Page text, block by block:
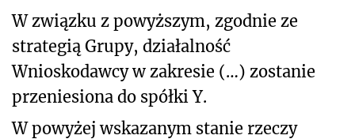
W związku z powyższym, zgodnie ze
strategią Grupy, działalność
Wnioskodawcy w zakresie (…) zostanie
przeniesiona do spółki Y.
W powyżej wskazanym stanie rzeczy